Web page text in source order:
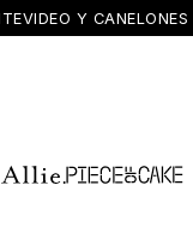
Y CANELONES